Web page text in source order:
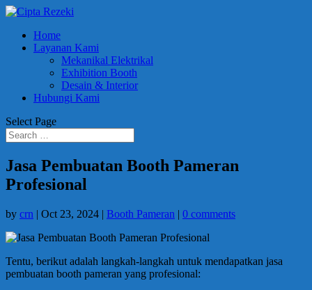
Home
Layanan Kami
Mekanikal Elektrikal
Exhibition Booth
Desain & Interior
Hubungi Kami
Select Page
Jasa Pembuatan Booth Pameran
Profesional
by crn | Oct 23, 2024 | Booth Pameran | 0 comments
Tentu, berikut adalah langkah-langkah untuk mendapatkan jasa
pembuatan booth pameran yang profesional: